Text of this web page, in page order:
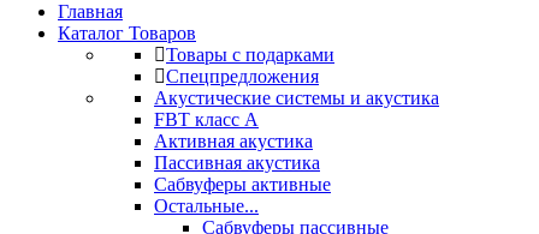
Главная
Каталог Товаров
Товары с подарками
Спецпредложения
Акустические системы и акустика
FBT класс А
Активная акустика
Пассивная акустика
Сабвуферы активные
Остальные...
Сабвуферы пассивные